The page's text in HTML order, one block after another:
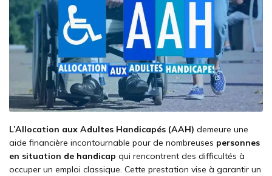
L’Allocation aux Adultes Handicapés (AAH) demeure une
aide financière incontournable pour de nombreuses personnes
en situation de handicap qui rencontrent des difficultés à
occuper un emploi classique. Cette prestation vise à garantir un